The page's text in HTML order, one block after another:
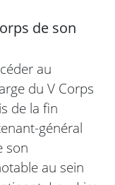
de son
au
du V Corps
de la fin
général
son
au sein